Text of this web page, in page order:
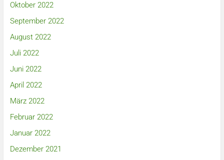
Oktober 2022
September 2022
August 2022
Juli 2022
Juni 2022
April 2022
März 2022
Februar 2022
Januar 2022
Dezember 2021